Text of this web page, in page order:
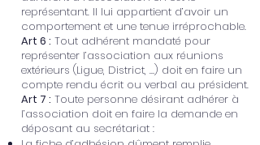
représentant. Il lui appartient d’avoir un
comportement et une tenue irréprochable.
Art 6 : Tout adhérent mandaté pour
représenter l’association aux réunions
extérieurs (Ligue, District, …) doit en faire un
compte rendu écrit ou verbal au président.
Art 7 : Toute personne désirant adhérer à
l’association doit en faire la demande en
déposant au secrétariat :